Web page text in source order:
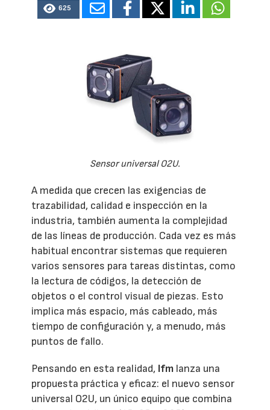
625
Sensor universal O2U.
A medida que crecen las exigencias de
trazabilidad, calidad e inspección en la
industria, también aumenta la complejidad
de las líneas de producción. Cada vez es más
habitual encontrar sistemas que requieren
varios sensores para tareas distintas, como
la lectura de códigos, la detección de
objetos o el control visual de piezas. Esto
implica más espacio, más cableado, más
tiempo de configuración y, a menudo, más
puntos de fallo.
Pensando en esta realidad, Ifm lanza una
propuesta práctica y eficaz: el nuevo sensor
universal O2U, un único equipo que combina